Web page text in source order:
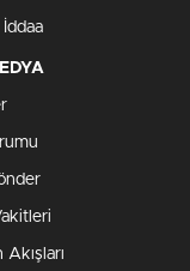
Akışları